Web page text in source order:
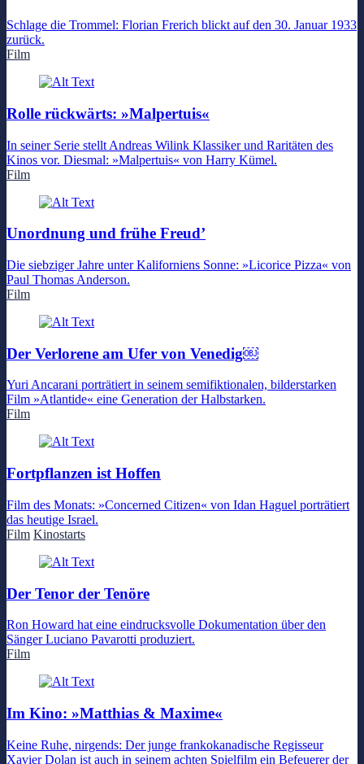
Schlage die Trommel: Florian Frerich blickt auf den 30. Januar 1933
zurück.
Film
Rolle rückwärts: »Malpertuis«
In seiner Serie stellt Andreas Wilink Klassiker und Raritäten des
Kinos vor. Diesmal: »Malpertuis« von Harry Kümel.
Film
Unordnung und frühe Freud’
Die siebziger Jahre unter Kaliforniens Sonne: »Licorice Pizza« von
Paul Thomas Anderson.
Film
Der Verlorene am Ufer von Venedig￼
Yuri Ancarani porträtiert in seinem semifiktionalen, bilderstarken
Film »Atlantide« eine Generation der Halbstarken.
Film
Fortpflanzen ist Hoffen
Film des Monats: »Concerned Citizen« von Idan Haguel porträtiert
das heutige Israel.
Film Kinostarts
Der Tenor der Tenöre
Ron Howard hat eine eindrucksvolle Dokumentation über den
Sänger Luciano Pavarotti produziert.
Film
Im Kino: »Matthias & Maxime«
Keine Ruhe, nirgends: Der junge frankokanadische Regisseur
Xavier Dolan ist auch in seinem achten Spielfilm ein Befeuerer der